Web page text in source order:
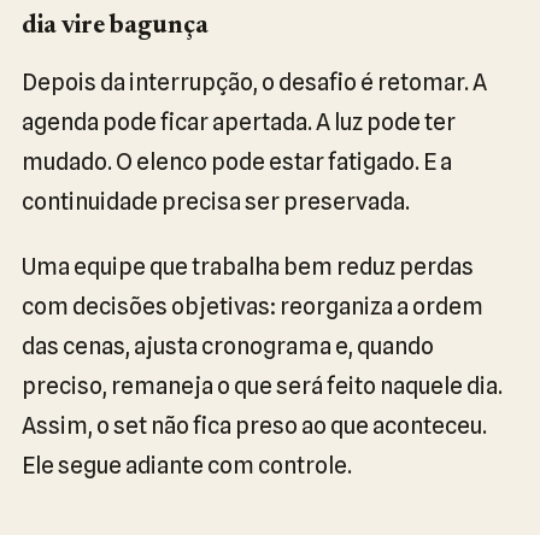
dia vire bagunça
Depois da interrupção, o desafio é retomar. A
agenda pode ficar apertada. A luz pode ter
mudado. O elenco pode estar fatigado. E a
continuidade precisa ser preservada.
Uma equipe que trabalha bem reduz perdas
com decisões objetivas: reorganiza a ordem
das cenas, ajusta cronograma e, quando
preciso, remaneja o que será feito naquele dia.
Assim, o set não fica preso ao que aconteceu.
Ele segue adiante com controle.